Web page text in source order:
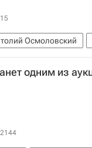
Осмоловский
одним из
2144